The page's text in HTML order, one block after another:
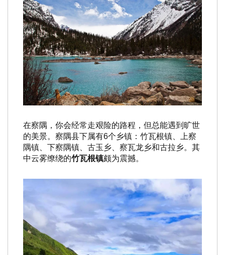
在察隅，你会经常走艰险的路程，但总能遇到旷世
的美景。察隅县下属有6个乡镇：竹瓦根镇、上察
隅镇、下察隅镇、古玉乡、察瓦龙乡和古拉乡。其
中云雾缭绕的竹瓦根镇颇为震撼。